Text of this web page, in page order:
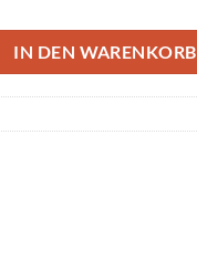
IN DEN WARENKORB